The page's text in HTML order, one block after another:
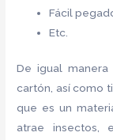
Fácil
Etc.
De igual
cartón, así como
que es un
atrae insectos,